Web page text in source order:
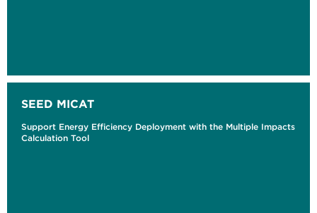
SEED MICAT
Support Energy Efficiency Deployment with the Multiple Impacts
Calculation Tool